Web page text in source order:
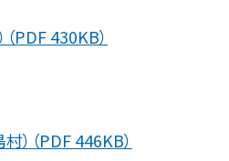
PDF 430KB）
）（PDF 446KB）